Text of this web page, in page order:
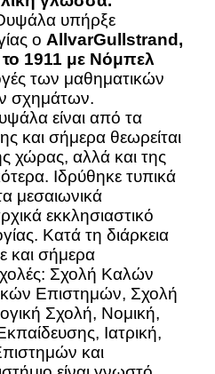
υπήρξε
ο AllvarGullstrand ,
1911 με Νόμπελ
των μαθηματικών
σχημάτων.
είναι από τα
και σήμερα θεωρείται
χώρας, αλλά και της
Ιδρύθηκε τυπικά
μεσαιωνικά
εκκλησιαστικό
Κατά τη διάρκεια
και σήμερα
Σχολή Καλών
Επιστημών, Σχολή
Σχολή, Νομική,
Ιατρική,
και